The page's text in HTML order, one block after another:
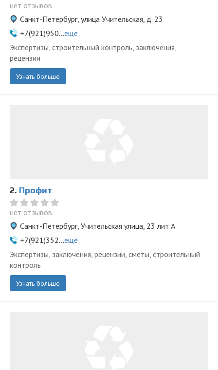
нет отзывов
Санкт-Петербург, улица Учительская, д. 23
+7(921)950...ещё
Экспертизы, строительный контроль, заключения,
рецензии
Узнать больше
2. Профит
нет отзывов
Санкт-Петербург, Учительская улица, 23 лит А
+7(921)352...ещё
Экспертизы, заключения, рецензии, сметы, строительный
контроль
Узнать больше